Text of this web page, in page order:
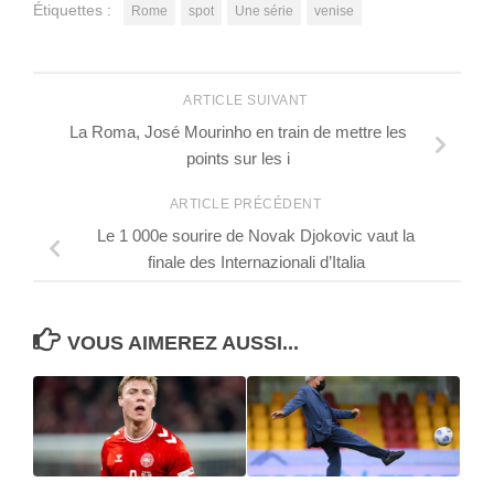
Étiquettes : Rome spot Une série venise
ARTICLE SUIVANT
La Roma, José Mourinho en train de mettre les
points sur les i
ARTICLE PRÉCÉDENT
Le 1 000e sourire de Novak Djokovic vaut la
finale des Internazionali d’Italia
VOUS AIMEREZ AUSSI...